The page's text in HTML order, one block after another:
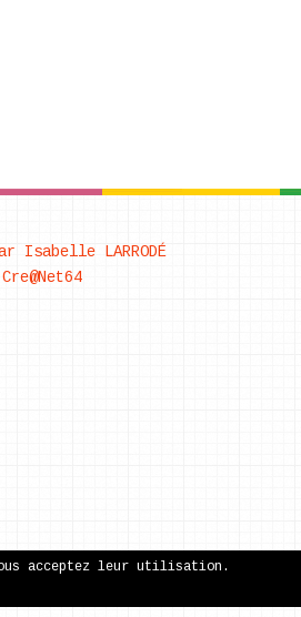
Isabelle LARRODÉ
Cre@Net64
acceptez leur utilisation.